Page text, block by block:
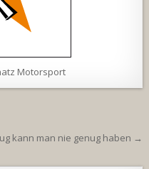
Motorsport
kann man nie genug haben →